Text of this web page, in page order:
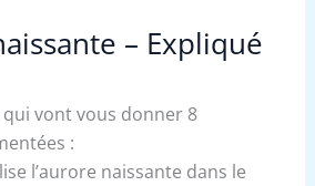
– Expliqué
qui vont vous donner 8
:
l’aurore naissante dans le